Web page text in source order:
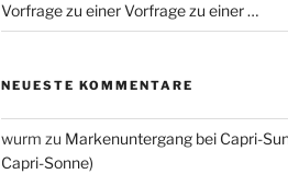
Vorfrage zu einer Vorfrage zu einer …
NEUESTE KOMMENTARE
wurm zu Markenuntergang bei Capri-
Capri-Sonne)